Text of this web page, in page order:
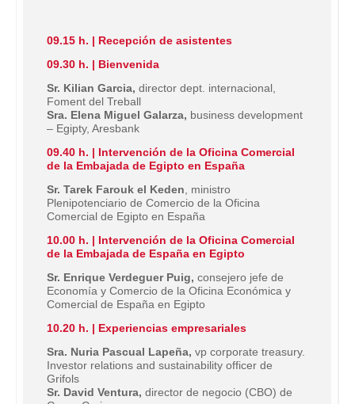
09.15 h. | Recepción de asistentes
09.30 h. | Bienvenida
Sr. Kilian Garcia, director dept. internacional,
Foment del Treball
Sra. Elena Miguel Galarza, business development
– Egipty, Aresbank
09.40 h. | Intervención de la Oficina Comercial
de la Embajada de Egipto en España
Sr. Tarek Farouk el Keden, ministro
Plenipotenciario de Comercio de la Oficina
Comercial de Egipto en España
10.00 h. | Intervención de la Oficina Comercial
de la Embajada de España en Egipto
Sr. Enrique Verdeguer Puig, consejero jefe de
Economía y Comercio de la Oficina Económica y
Comercial de España en Egipto
10.20 h. | Experiencias empresariales
Sra. Nuria Pascual Lapeña, vp corporate treasury.
Investor relations and sustainability officer de
Grifols
Sr. David Ventura, director de negocio (CBO) de